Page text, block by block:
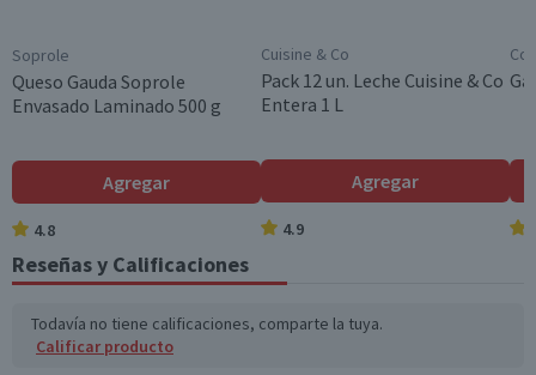
Área de Desarrollo
Creatividad
Peso
Edad Recomendada
3 Años +
1 autito
Garantía Mínima Legal
6 meses, a partir de la entrega del producto
Soprole
Queso Gauda Soprole
Envasado Laminado 500 g
Agregar
4.8
Cuisine & Co
Pack 12 un. Leche Cuisine & Co
Entera 1 L
Agregar
4.9
Reseñas y Calificaciones
Todavía no tiene calificaciones, comparte la tuya.
Calificar producto